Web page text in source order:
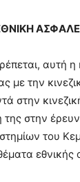
αυτή η
με την
στην
στην
του
εθνικής